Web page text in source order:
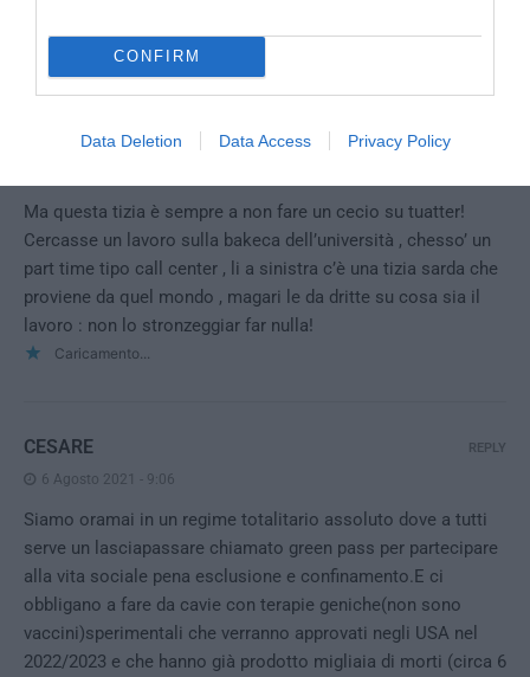
CONFIRM
Data Deletion Data Access Privacy Policy
PASQUALE MEZZACAPA
Ma questa tizia è sempre a non fare un cecio su tuatter!
Cercasse un lavoro sulla bakeca dell’università , chesso’ un
part time tipo call center , li a sinistra c’è una tizia sarda che
proviene da quel mondo , magari le da dritte su cosa sia il
lavoro : non lo stronzeggiar far nulla!
Caricamento...
CESARE
6 Agosto 2021 - 9:06
Siamo oramai in un regime totalitario assoluto dove a tutti
serve un lasciapassare chiamato green pass per partecipare
alla vita sociale pena esclusione e confinamento.E ci
obbligano a fare da cavie con terapie geniche(non sono
vaccini)sperimentali che verranno approvati negli USA nel
2022/2023 e che hanno già prodotto migliaia di morti (circa 6
REPLY